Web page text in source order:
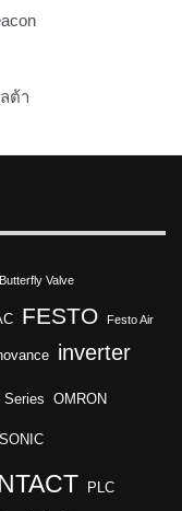
ต้า
Butterfly Valve
FESTO Festo Air
inverter
Series OMRON
PLC